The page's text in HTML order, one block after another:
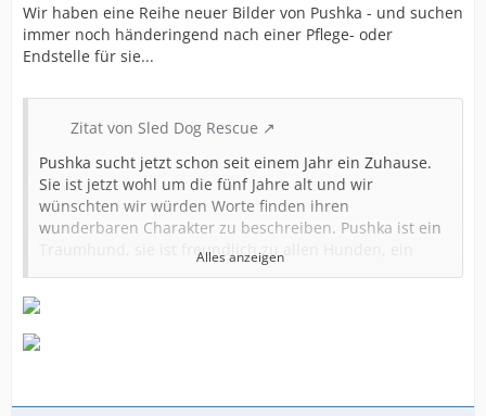
Wir haben eine Reihe neuer Bilder von Pushka - und suchen
immer noch händeringend nach einer Pflege- oder
Endstelle für sie...
Zitat von Sled Dog Rescue
Pushka sucht jetzt schon seit einem Jahr ein Zuhause.
Sie ist jetzt wohl um die fünf Jahre alt und wir
wünschten wir würden Worte finden ihren
wunderbaren Charakter zu beschreiben. Pushka ist ein
Traumhund, sie ist freundlich zu allen Hunden, ein
bisschenängstlich gegenüber Katzen. Pushka liebt
unserer Meinung nach ihr Schilddrüsenproblem sein,
Alles anzeigen